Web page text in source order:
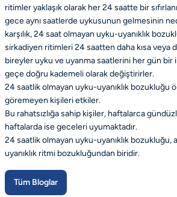
ritimler yaklaşık olarak her 24 saatte bir
gece aynı saatlerde uykusunun gelmesinin
karşılık, 24 saat olmayan uyku-uyanıklık
sirkadiyen ritimleri 24 saatten daha kısa veya
bireyler uyku ve uyanma saatlerini her gün bir
geçe doğru kademeli olarak değiştirirler.
24 saatlik olmayan uyku-uyanıklık bozukluğu
göremeyen kişileri etkiler.
Bu rahatsızlığa sahip kişiler, haftalarca
haftalarda ise geceleri uyumaktadır.
24 saatlik olmayan uyku-uyanıklık bozukluğu,
uyanıklık ritmi bozukluğundan biridir.
Tüm Bloglar